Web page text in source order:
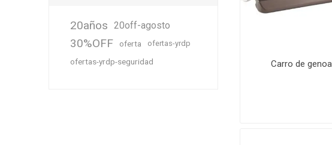
Carro de genoa.
20años 20off-agosto
30%OFF oferta ofertas-yrdp
ofertas-yrdp-seguridad